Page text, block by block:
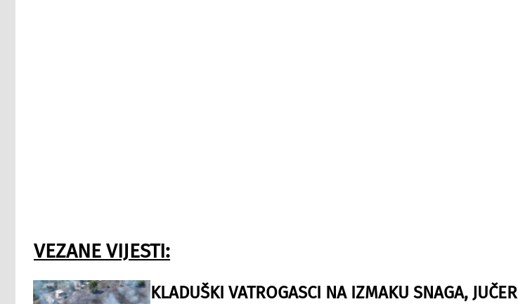
VEZANE VIJESTI:
KLADUŠKI VATROGASCI NA IZMAKU SNAGA, JUČER